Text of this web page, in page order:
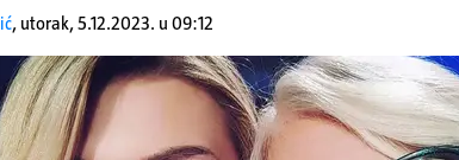
, utorak, 5.12.2023. u 09:12